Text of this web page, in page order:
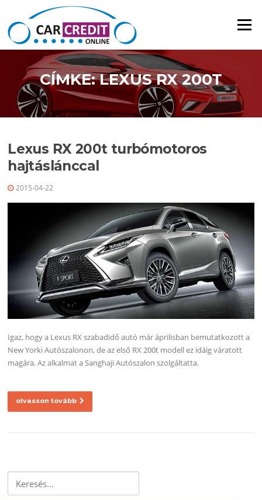
Ugrás a tartalomra
Menü
CÍMKE: LEXUS RX 200T
Lexus RX 200t turbómotoros
hajtáslánccal
2015-04-22
Igaz, hogy a Lexus RX szabadidő autó már áprilisban bemutatkozott a
New Yorki Autószalonon, de az első RX 200t modell ez idáig váratott
magára. Az alkalmat a Sanghaji Autószalon szolgáltatta.
olvasson tovább